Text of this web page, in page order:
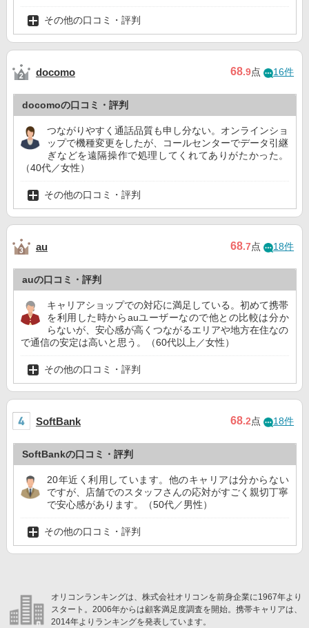
その他の口コミ・評判
docomo 68.9点 16件
docomoの口コミ・評判
つながりやすく通話品質も申し分ない。オンラインショ
ップで機種変更をしたが、コールセンターでデータ引継
ぎなどを遠隔操作で処理してくれてありがたかった。
（40代／女性）
その他の口コミ・評判
au 68.7点 18件
auの口コミ・評判
キャリアショップでの対応に満足している。初めて携帯
を利用した時からauユーザーなので他との比較は分か
らないが、安心感が高くつながるエリアや地方在住なの
で通信の安定は高いと思う。（60代以上／女性）
その他の口コミ・評判
SoftBank 68.2点 18件
SoftBankの口コミ・評判
20年近く利用しています。他のキャリアは分からない
ですが、店舗でのスタッフさんの応対がすごく親切丁寧
で安心感があります。（50代／男性）
その他の口コミ・評判
オリコンランキングは、株式会社オリコンを前身企業に1967年より
スタート。2006年からは顧客満足度調査を開始。携帯キャリアは、
2014年よりランキングを発表しています。